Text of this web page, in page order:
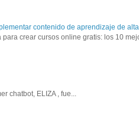
contenido de aprendizaje de
crear cursos online gratis: los 10
ELIZA , fue...